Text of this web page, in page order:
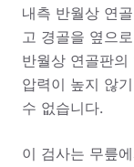
내측 반월상 연
고 경골을 옆으
반월상 연골판
압력이 높지 않
수 없습니다.
이 검사는 무릎